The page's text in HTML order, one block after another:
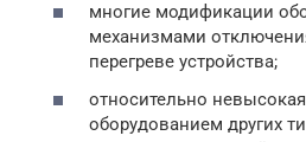
многие модификации
механизмами
перегреве устройства;
относительно
оборудованием других